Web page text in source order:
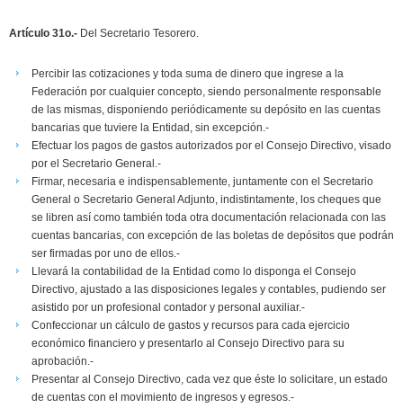
Artículo 31o.- Del Secretario Tesorero.
Percibir las cotizaciones y toda suma de dinero que ingrese a la
Federación por cualquier concepto, siendo personalmente responsable
de las mismas, disponiendo periódicamente su depósito en las cuentas
bancarias que tuviere la Entidad, sin excepción.-
Efectuar los pagos de gastos autorizados por el Consejo Directivo, visado
por el Secretario General.-
Firmar, necesaria e indispensablemente, juntamente con el Secretario
General o Secretario General Adjunto, indistintamente, los cheques que
se libren así como también toda otra documentación relacionada con las
cuentas bancarias, con excepción de las boletas de depósitos que podrán
ser firmadas por uno de ellos.-
Llevará la contabilidad de la Entidad como lo disponga el Consejo
Directivo, ajustado a las disposiciones legales y contables, pudiendo ser
asistido por un profesional contador y personal auxiliar.-
Confeccionar un cálculo de gastos y recursos para cada ejercicio
económico financiero y presentarlo al Consejo Directivo para su
aprobación.-
Presentar al Consejo Directivo, cada vez que éste lo solicitare, un estado
de cuentas con el movimiento de ingresos y egresos.-